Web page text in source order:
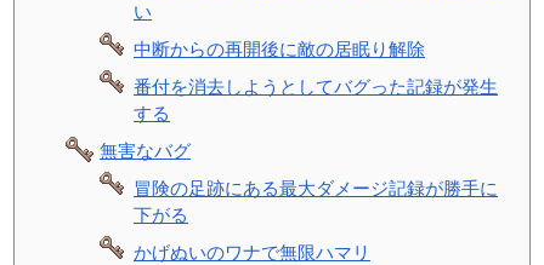
い
中断からの再開後に敵の居眠り解除
番付を消去しようとしてバグった記録が発生
する
無害なバグ
冒険の足跡にある最大ダメージ記録が勝手に
下がる
かげぬいのワナで無限ハマリ